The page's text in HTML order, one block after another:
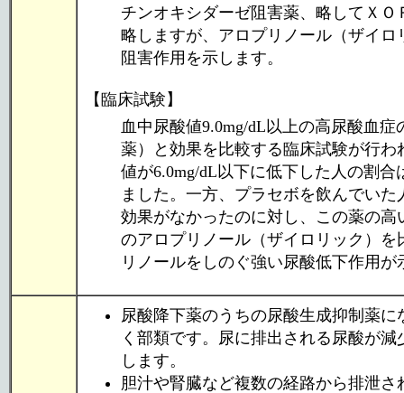
チンオキシダーゼ阻害薬、略してＸ
略しますが、アロプリノール（ザイ
阻害作用を示します。
【臨床試験】
血中尿酸値9.0mg/dL以上の高尿酸血
薬）と効果を比較する臨床試験が行
値が6.0mg/dL以下に低下した人の割
ました。一方、プラセボを飲んでい
効果がなかったのに対し、この薬の
のアロプリノール（ザイロリック）
リノールをしのぐ強い尿酸低下作用が
尿酸降下薬のうちの尿酸生成抑制薬
く部類です。尿に排出される尿酸が
します。
胆汁や腎臓など複数の経路から排泄